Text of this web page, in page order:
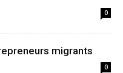
0
migrants
0